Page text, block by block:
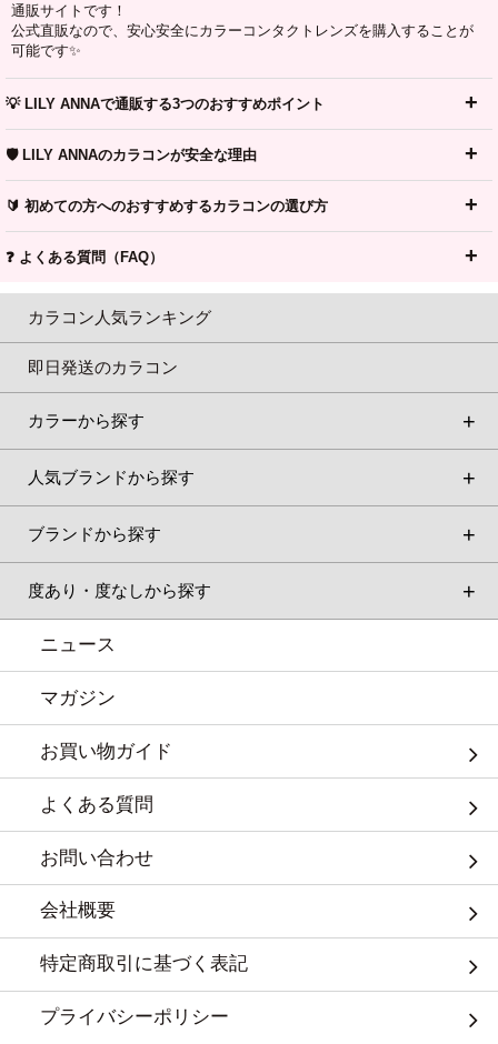
通販サイトです！
公式直販なので、安心安全にカラーコンタクトレンズを購入することが
可能です✨
💡 LILY ANNAで通販する3つのおすすめポイント
🛡️ LILY ANNAのカラコンが安全な理由
🔰 初めての方へのおすすめするカラコンの選び方
❓ よくある質問（FAQ）
カラコン人気ランキング
即日発送のカラコン
カラーから探す
人気ブランドから探す
ブランドから探す
度あり・度なしから探す
ニュース
マガジン
お買い物ガイド
よくある質問
お問い合わせ
会社概要
特定商取引に基づく表記
プライバシーポリシー